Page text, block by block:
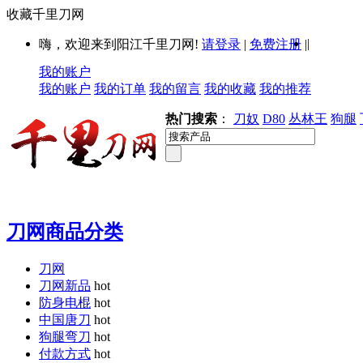
收藏千里刀网
嗨，欢迎来到阳江千里刀网! 请登录 | 免费注册 ||
我的账户
我的账户 我的订单 我的留言 我的收藏 我的推荐
热门搜索 ： 刀奴 D80 丛林王 狗腿
刀网商品分类
刀网
刀网新品 hot
防身电棍 hot
中国唐刀 hot
狗腿弯刀 hot
付款方式 hot